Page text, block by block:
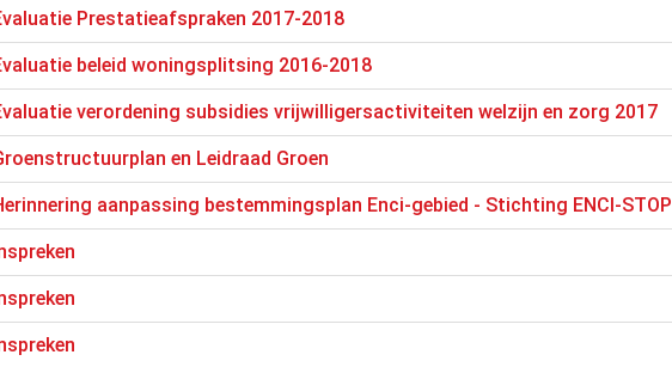
Prestatieafspraken 2017-2018
beleid woningsplitsing 2016-2018
verordening subsidies vrijwilligersactiviteiten welzijn en zorg 2017
en Leidraad Groen
aanpassing bestemmingsplan Enci-gebied - Stichting ENCI-STOP